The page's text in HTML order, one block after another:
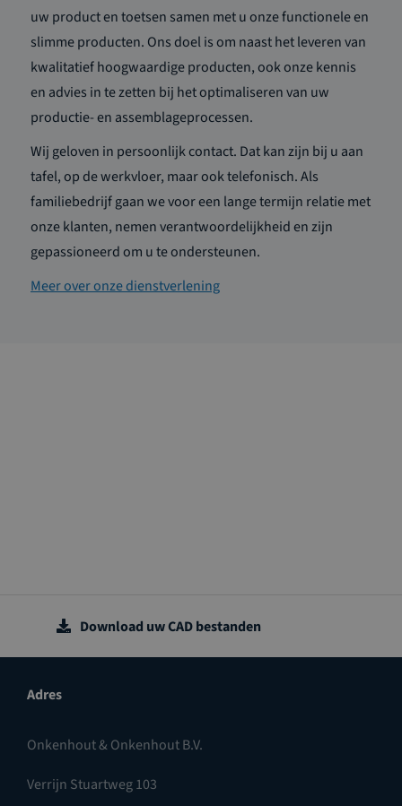
uw product en toetsen samen met u onze functionele en
slimme producten. Ons doel is om naast het leveren van
kwalitatief hoogwaardige producten, ook onze kennis
en advies in te zetten bij het optimaliseren van uw
productie- en assemblageprocessen.
Wij geloven in persoonlijk contact. Dat kan zijn bij u aan
tafel, op de werkvloer, maar ook telefonisch. Als
familiebedrijf gaan we voor een lange termijn relatie met
onze klanten, nemen verantwoordelijkheid en zijn
gepassioneerd om u te ondersteunen.
Meer over onze dienstverlening
Download uw CAD bestanden
Adres
Onkenhout & Onkenhout B.V.
Verrijn Stuartweg 103